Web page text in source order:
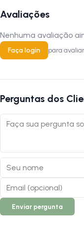
Avaliações
Nenhuma avaliação
Faça login para
Perguntas dos
Enviar pergunta